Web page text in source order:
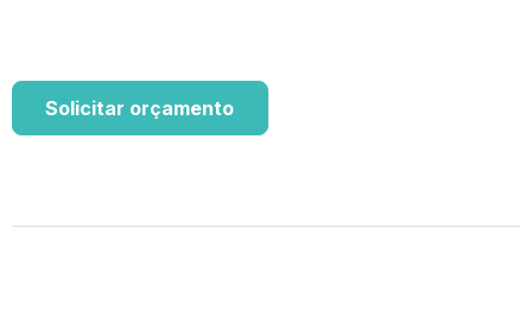
Solicitar orçamento